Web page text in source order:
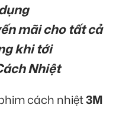
mãi cho tất cả
khi tới
Nhiệt
cách nhiệt3M